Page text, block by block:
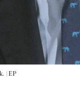
|EP